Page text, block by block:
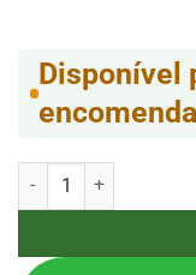
Disponível
encomenda
Quantidade de